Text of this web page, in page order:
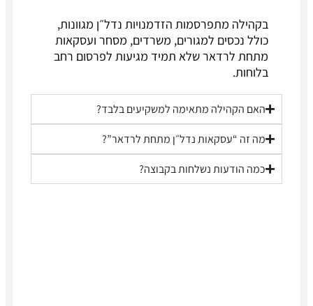
בקהילה מתפרסמות הזדמנויות נדל״ן מגוונות,
כולל נכסים למגורים, משרדים, מסחר ועסקאות
מתחת לרדאר שלא תמיד מגיעות לפרסום רחב
בלוחות.
האם הקהילה מתאימה למשקיעים בלבד?
מה זה “עסקאות נדל״ן מתחת לרדאר”?
כמה הודעות נשלחות בקבוצה?